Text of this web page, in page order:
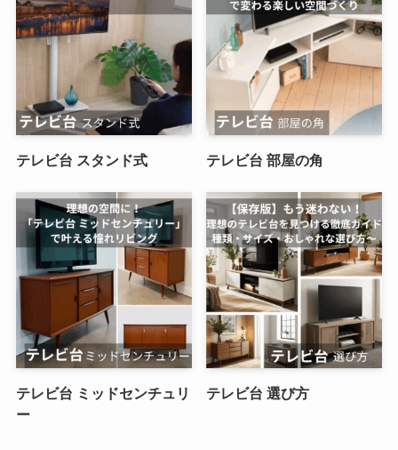
テレビ台 スタンド式 テレビ台 部屋の角
テレビ台 ミッドセンチュリ
ー
テレビ台 選び方